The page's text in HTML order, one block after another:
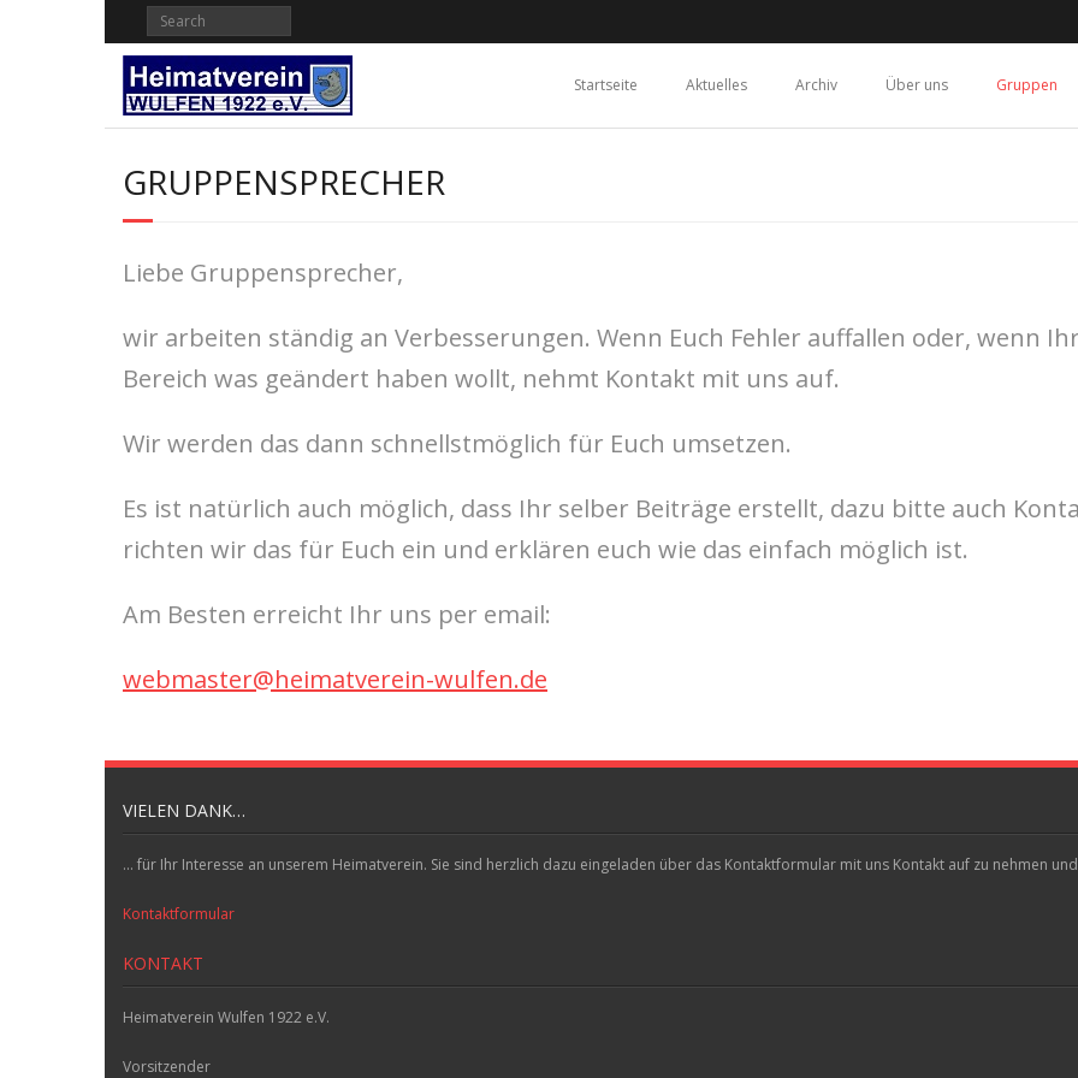
content
Startseite
Aktuelles Archiv Über uns Gruppen
GRUPPENSPRECHER
Liebe Gruppensprecher,
wir arbeiten ständig an Verbesserungen. Wenn Euch Fehler auffallen oder, wenn
Bereich was geändert haben wollt, nehmt Kontakt mit uns auf.
Wir werden das dann schnellstmöglich für Euch umsetzen.
Es ist natürlich auch möglich, dass Ihr selber Beiträge erstellt, dazu bitte auch
richten wir das für Euch ein und erklären euch wie das einfach möglich ist.
Am Besten erreicht Ihr uns per email:
webmaster@heimatverein-wulfen.de
VIELEN DANK…
... für Ihr Interesse an unserem Heimatverein. Sie sind herzlich dazu eingeladen über das Kontaktformular mit uns Kontakt auf zu nehmen
Kontaktformular
KONTAKT
Heimatverein Wulfen 1922 e.V.
Vorsitzender